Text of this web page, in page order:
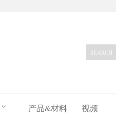
产品&材料 视频